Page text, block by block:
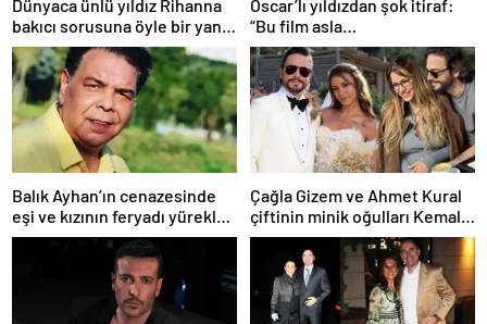
Dünyaca ünlü yıldız Rihanna
bakıcı sorusuna öyle bir yanıt
verdi ki! “35 yıl boyunca…”
Oscar’lı yıldızdan şok itiraf:
“Bu film asla
yayınlanmamalıydı!”
Balık Ayhan’ın cenazesinde
eşi ve kızının feryadı yürekleri
dağladı: “Baba kalk canım
Çağla Gizem ve Ahmet Kural
çiftinin minik oğulları Kemal, 1
yaşına bastı! İşte doğum
gününden kareler!